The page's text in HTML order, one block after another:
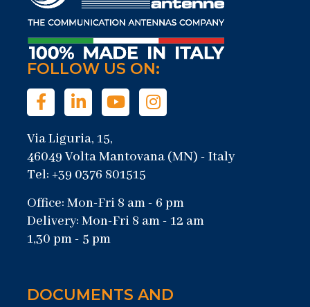
FOLLOW US ON:
Via Liguria, 15,
46049 Volta Mantovana (MN) - Italy
Tel: +39 0376 801515
Office: Mon-Fri 8 am - 6 pm
Delivery: Mon-Fri 8 am - 12 am
1,30 pm - 5 pm
DOCUMENTS AND